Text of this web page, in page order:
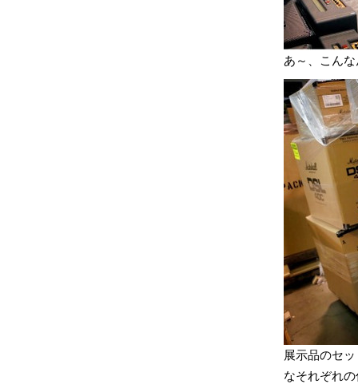
あ～、こん
展示品のセ
なそれぞれ